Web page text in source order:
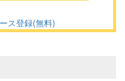
ス登録(無料)